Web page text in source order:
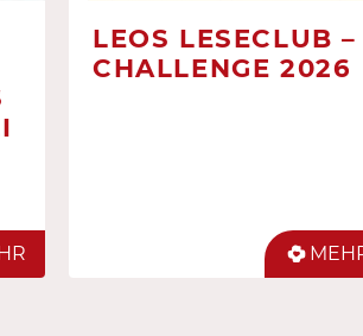
LEOS LESECLUB –
CHALLENGE 2026